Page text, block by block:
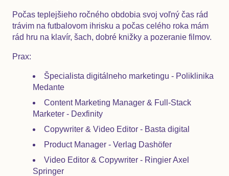
Počas teplejšieho ročného obdobia svoj voľný čas rád
trávim na futbalovom ihrisku a počas celého roka mám
rád hru na klavír, šach, dobré knižky a pozeranie filmov.
Prax:
Špecialista digitálneho marketingu - Poliklinika
Medante
Content Marketing Manager & Full-Stack
Marketer - Dexfinity
Copywriter & Video Editor - Basta digital
Product Manager - Verlag Dashöfer
Video Editor & Copywriter - Ringier Axel
Springer